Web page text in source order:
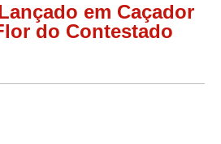
em Caçador
do Contestado